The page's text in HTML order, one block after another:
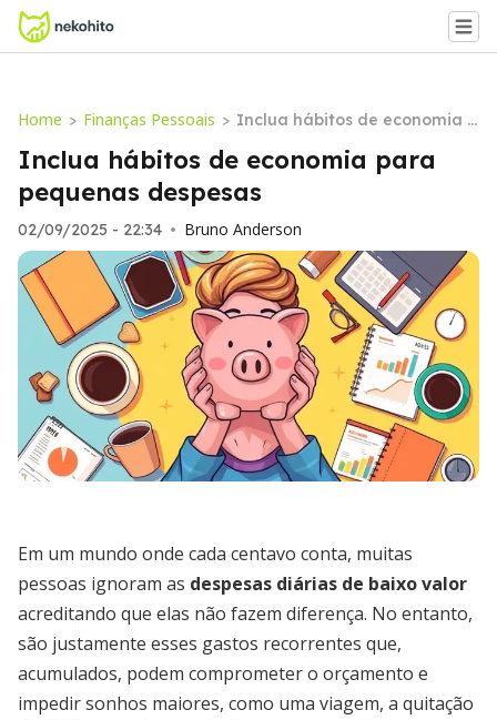
Home > Finanças Pessoais > Inclua hábitos de economia p
ara pequenas despesas
Inclua hábitos de economia para
pequenas despesas
02/09/2025 - 22:34 • Bruno Anderson
Em um mundo onde cada centavo conta, muitas
pessoas ignoram as despesas diárias de baixo valor
acreditando que elas não fazem diferença. No entanto,
são justamente esses gastos recorrentes que,
acumulados, podem comprometer o orçamento e
impedir sonhos maiores, como uma viagem, a quitação